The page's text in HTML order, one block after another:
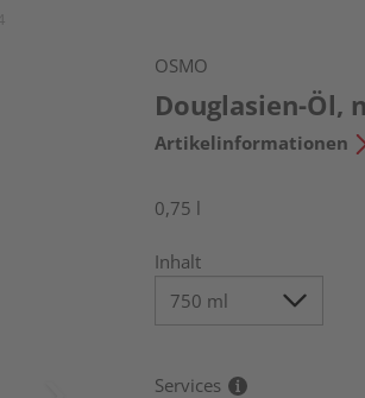
OSMO
Douglasien-Öl,
Artikelinformationen
0,75 l
Inhalt
Services